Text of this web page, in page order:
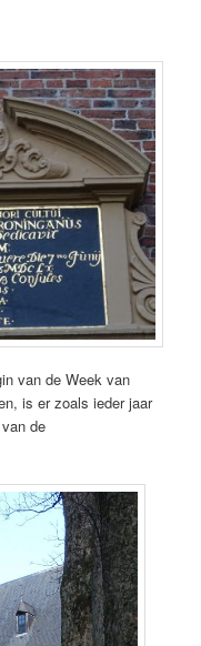
van de Week van
is er zoals ieder jaar
de